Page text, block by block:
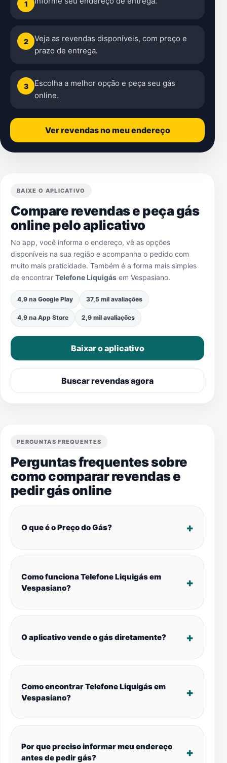
1
2
Veja as revendas disponíveis, com preço e
prazo de entrega.
3
Escolha a melhor opção e peça seu gás
online.
Ver revendas no meu endereço
BAIXE O APLICATIVO
Compare revendas e peça gás
online pelo aplicativo
No app, você informa o endereço, vê as opções
disponíveis na sua região e acompanha o pedido com
muito mais praticidade. Também é a forma mais simples
de encontrar Telefone Liquigás em Vespasiano.
4,9 na Google Play 37,5 mil avaliações
4,9 na App Store 2,9 mil avaliações
Baixar o aplicativo
Buscar revendas agora
PERGUNTAS FREQUENTES
Perguntas frequentes sobre
como comparar revendas e
pedir gás online
O que é o Preço do Gás?
Como funciona Telefone Liquigás em
Vespasiano?
O aplicativo vende o gás diretamente?
Como encontrar Telefone Liquigás em
Vespasiano?
Por que preciso informar meu endereço
antes de pedir gás?